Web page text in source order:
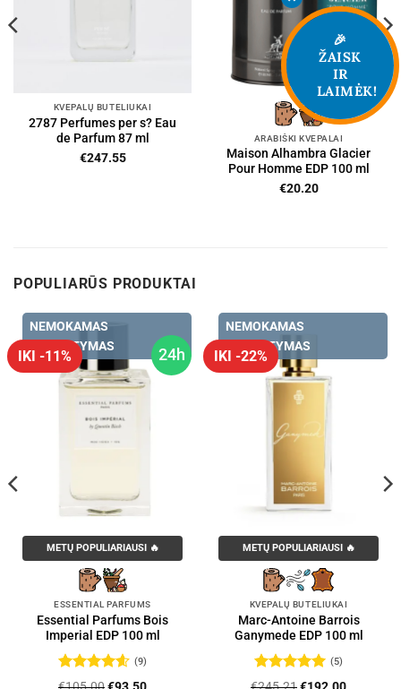
KVEPALŲ BUTELIUKAI
2787 Perfumes per s? Eau
de Parfum 87 ml
€247.55
ARABIŠKI KVEPALAI
Maison Alhambra Glacier
Pour Homme EDP 100 ml
€20.20
POPULIARŪS PRODUKTAI
24h
IKI -11%
NEMOKAMAS
PRISTATYMAS
METŲ POPULIARIAUSI 🔥
ESSENTIAL PARFUMS
Essential Parfums Bois
Imperial EDP 100 ml
Įvertinimas:
(9)
€105.00Original
€93.50Current
IKI -22%
NEMOKAMAS
PRISTATYMAS
METŲ POPULIARIAUSI 🔥
KVEPALŲ BUTELIUKAI
Marc-Antoine Barrois
Ganymede EDP 100 ml
Įvertinimas:
(5)
€245.21Original
€192.00Current
🎉
ŽAISK
IR
LAIMĖK!